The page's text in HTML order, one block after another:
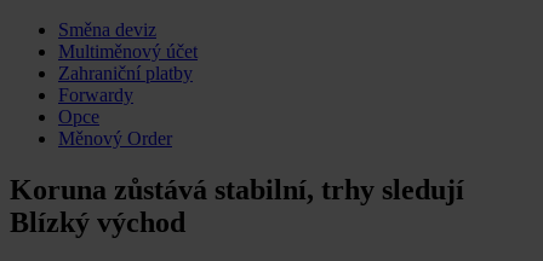
Skip
content
Směna deviz
Multiměnový účet
Zahraniční platby
Forwardy
Opce
Měnový Order
Koruna zůstává stabilní, trhy sledují
Blízký východ